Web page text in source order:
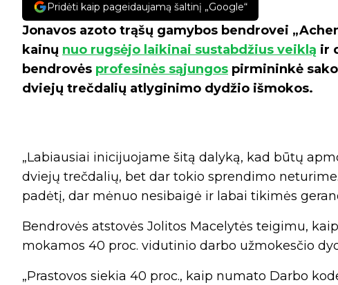
Pridėti kaip pageidaujamą šaltinį „Google“
Jonavos azoto trąšų gamybos bendrovei
kainų nuo rugsėjo laikinai sustabdžius veiklą ir
bendrovės profesinės sąjungos pirmininkė
dviejų trečdalių atlyginimo dydžio išmokos.
„Labiausiai inicijuojame šitą dalyką, kad būtų
dviejų trečdalių, bet dar tokio sprendimo
padėtį, dar mėnuo nesibaigė ir labai tikimės
Bendrovės atstovės Jolitos Macelytės teigimu,
mokamos 40 proc. vidutinio darbo užmokesčio
„Prastovos siekia 40 proc., kaip numato Darbo